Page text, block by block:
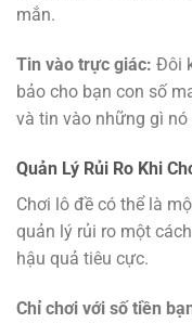
mắn.
Tin vào trực giác: Đôi
bảo cho bạn con số
và tin vào những gì nó
Quản Lý Rủi Ro Khi
Chơi lô đề có thể là
quản lý rủi ro một
hậu quả tiêu cực.
Chỉ chơi với số tiền